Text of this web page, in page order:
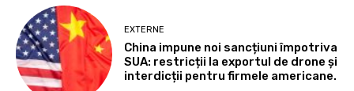
EXTERNE
China impune noi sancțiuni împotriva
SUA: restricții la exportul de drone și
interdicții pentru firmele americane.